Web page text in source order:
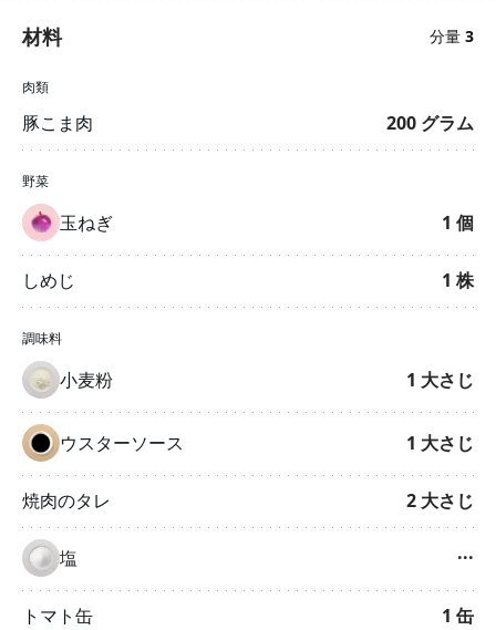
材料 分量 3
肉類
豚こま肉 200 グラム
野菜
玉ねぎ 1 個
しめじ 1 株
調味料
小麦粉 1 大さじ
ウスターソース 1 大さじ
焼肉のタレ 2 大さじ
塩 ···
トマト缶 1 缶